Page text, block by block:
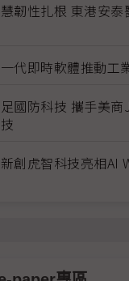
韌性扎根 東港安泰
代即時軟體推動工
國防科技 攜手美
創虎智科技亮相AI